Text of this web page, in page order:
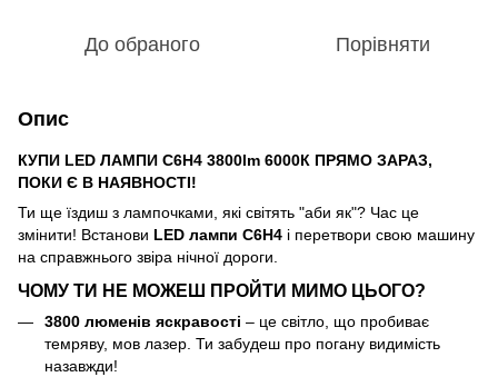
До обраного Порівняти
Опис
КУПИ LED ЛАМПИ C6H4 3800lm 6000К ПРЯМО ЗАРАЗ,
ПОКИ Є В НАЯВНОСТІ!
Ти ще їздиш з лампочками, які світять "аби як"? Час це
змінити! Встанови LED лампи C6H4 і перетвори свою машину
на справжнього звіра нічної дороги.
ЧОМУ ТИ НЕ МОЖЕШ ПРОЙТИ МИМО ЦЬОГО?
3800 люменів яскравості – це світло, що пробиває
темряву, мов лазер. Ти забудеш про погану видимість
назавжди!